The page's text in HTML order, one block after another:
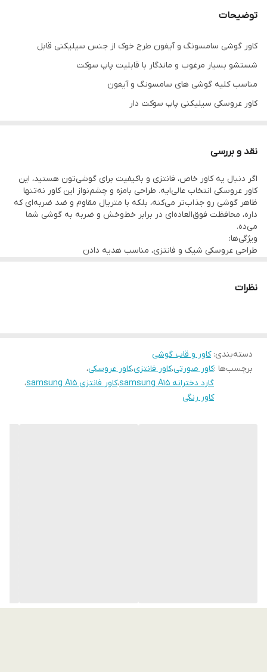
توضیحات
کاور گوشی سامسونگ و آیفون طرح خوک از جنس سیلیکنی قابل
شستشو بسیار مرغوب و ماندگار با قابلیت پاپ سوکت
مناسب کلیه گوشی های سامسونگ و آیفون
کاور عروسکی سیلیکنی پاپ سوکت دار
نقد و بررسی
اگر دنبال یه کاور خاص، فانتزی و باکیفیت برای گوشی‌تون هستید، این
کاور عروسکی انتخاب عالی‌ایه. طراحی بامزه و چشم‌نواز این کاور نه‌تنها
ظاهر گوشی رو جذاب‌تر می‌کنه، بلکه با متریال مقاوم و ضد ضربه‌ای که
داره، محافظت فوق‌العاده‌ای در برابر خط‌وخش و ضربه به گوشی شما
می‌ده.
ویژگی‌ها:
طراحی عروسکی شیک و فانتزی، مناسب هدیه دادن
پوشش کامل لبه‌ها و پشت گوشی
نظرات
دسته‌بندی:کاور و قاب گوشی
برچسب‌ها :کاور صورتی،کاور فانتزی،کاور عروسکی،
گارد دخترانه samsung A15
،کاور فانتزی samsung A15
،
کاور رنگی